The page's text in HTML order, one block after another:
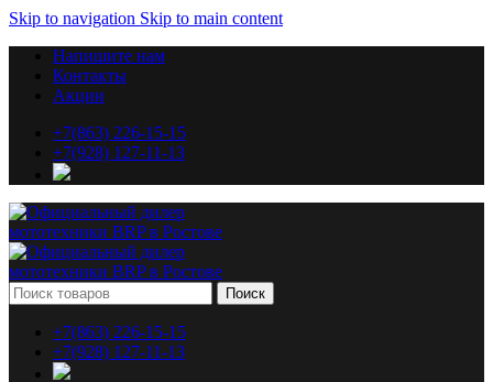
Skip to navigation Skip to main content
Напишите нам
Контакты
Акции
+7(863) 226-15-15
+7(928) 127-11-13
Поиск
+7(863) 226-15-15
+7(928) 127-11-13